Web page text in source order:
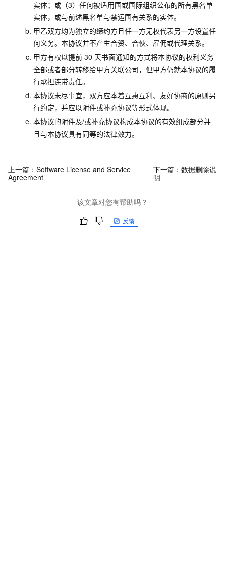
实体；或（3）任何被适用国或国际组织公布的所有黑名单
实体，或与前述黑名单与禁运国有关系的实体。
甲乙双方均为独立的缔约方且任一方无权代表另一方设置任
何义务。本协议并不产生合资、合伙、雇佣或代理关系。
甲方有权以提前 30 天书面通知的方式将本协议的权利义务
全部或者部分转移给甲方关联公司，但甲方仍就本协议的履
行承担连带责任。
本协议未尽事宜，双方应本着互惠互利、友好协商的原则另
行约定，并应以附件或补充协议等形式体现。
本协议的附件及/或补充协议构成本协议的有效组成部分并
且与本协议具有同等的法律效力。
上一篇： Software License and Service
Agreement
下一篇： 数据删除说
明
该文章对您有帮助吗？
反馈